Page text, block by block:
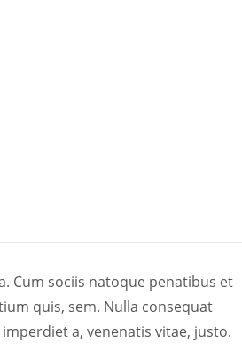
Cum sociis natoque penatibus et
quis, sem. Nulla consequat
a, venenatis vitae, justo.